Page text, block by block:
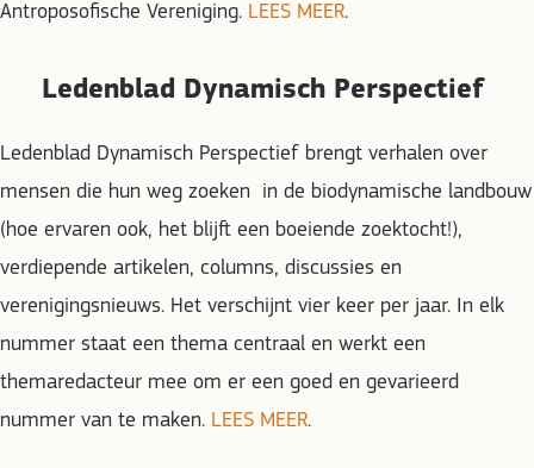
Antroposofische Vereniging. LEES MEER.
Ledenblad Dynamisch Perspectief
Ledenblad Dynamisch Perspectief brengt verhalen over
mensen die hun weg zoeken in de biodynamische landbouw
(hoe ervaren ook, het blijft een boeiende zoektocht!),
verdiepende artikelen, columns, discussies en
verenigingsnieuws. Het verschijnt vier keer per jaar. In elk
nummer staat een thema centraal en werkt een
themaredacteur mee om er een goed en gevarieerd
nummer van te maken. LEES MEER.